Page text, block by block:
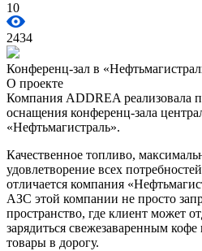
10
2434
Конференц-зал в
О проекте
Компания ADDREA реализовала
оснащения конференц-зала
«Нефтьмагистраль».
Качественное топливо,
удовлетворение всех
отличается компания
АЗС этой компании не просто
пространство, где клиент может
зарядиться свежезаваренным
товары в дорогу.